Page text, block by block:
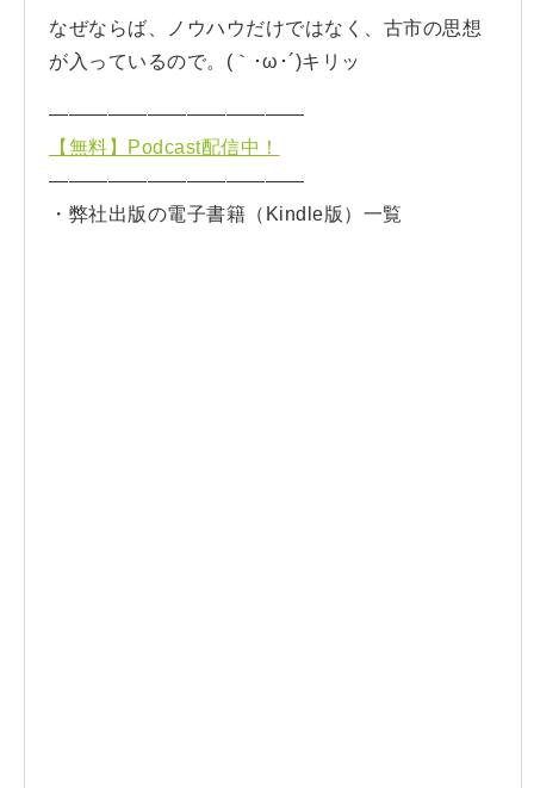
なぜならば、ノウハウだけではなく、古市の思想
が入っているので。(｀･ω･´)キリッ
—————————————
【無料】Podcast配信中！
—————————————
・弊社出版の電子書籍（Kindle版）一覧